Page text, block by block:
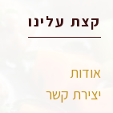
קצת עלינו
אודות
יצירת קשר